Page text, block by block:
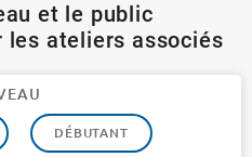
et le public
les ateliers associés
DÉBUTANT